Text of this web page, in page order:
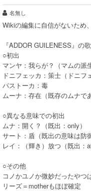
名無し
Wikiの編集に自信がないため
『ADDOR GUILENESS』の
○初出
マンヤ：我らが？（マムの派
ドニフェッカ：策士（ドニフ
パストーカ：毒
ムーナ：存在（既存のムナで
○異なる意味での初出
ムナ：開く？（既出：only）
サート：盾（既出の意味は防
レイ：（輝き）放つ（既出：
○その他
コノかユノか微妙だったやつ
リーズ＝motherもほぼ確定